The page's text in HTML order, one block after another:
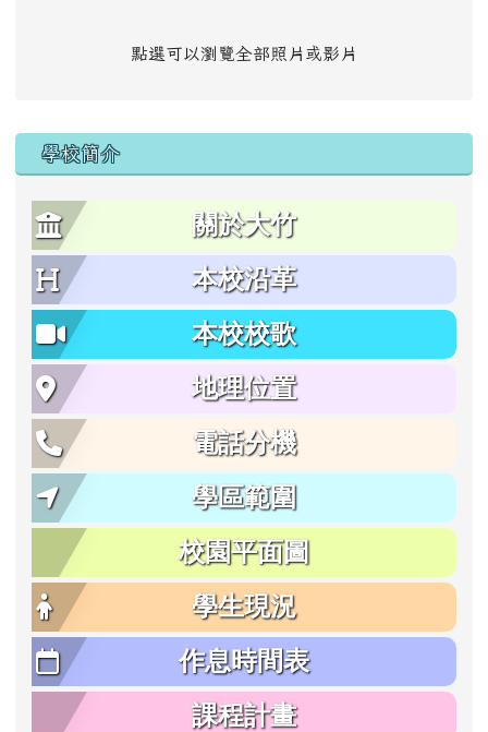
點選可以瀏覽全部照片或影片
學校簡介
關於大竹
本校沿革
本校校歌
地理位置
電話分機
學區範圍
校園平面圖
學生現況
作息時間表
課程計畫